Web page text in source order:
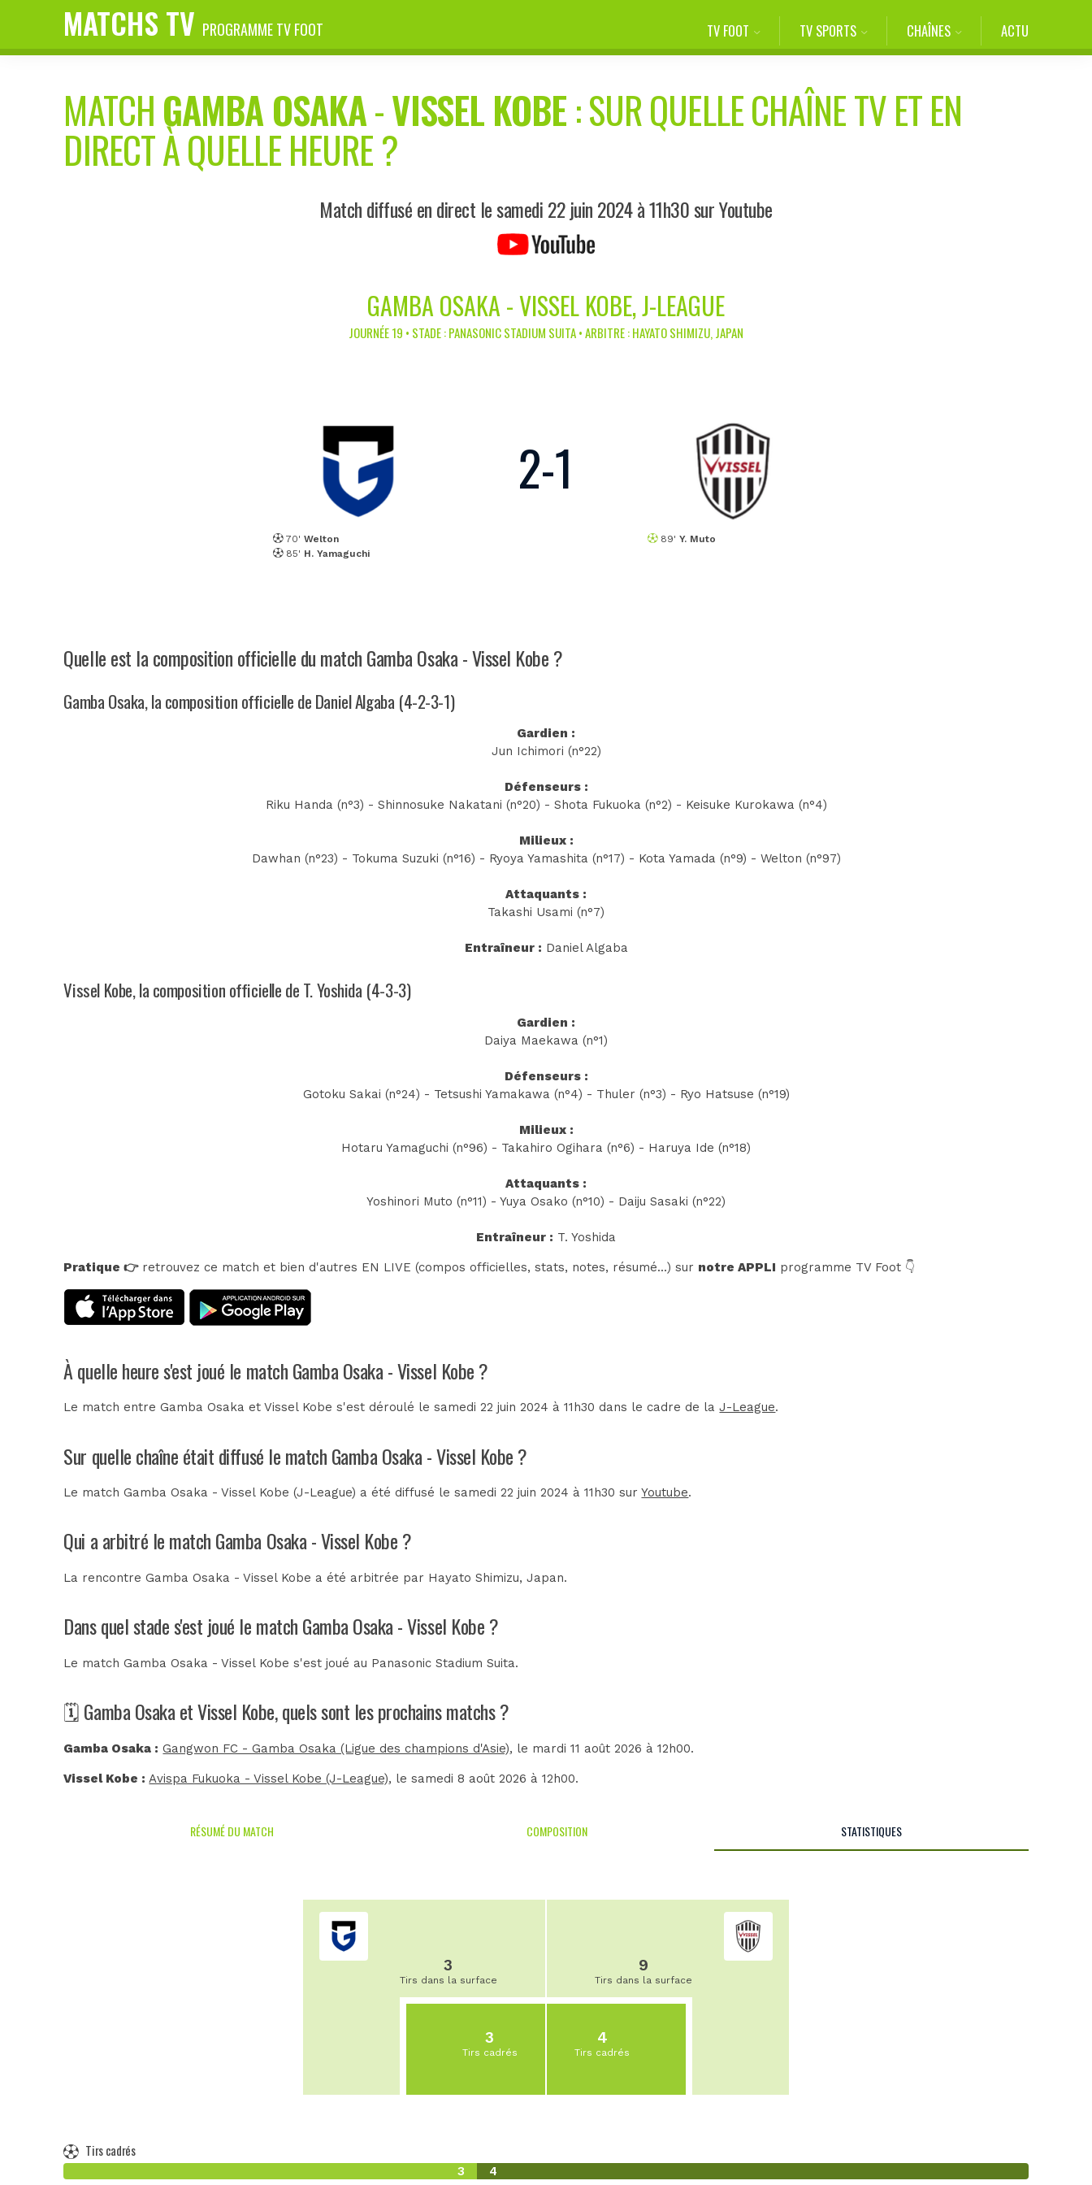
MATCHS TV PROGRAMME TV FOOT TV FOOT TV SPORTS CHAÎNES ACTU
MATCHGAMBA OSAKA-VISSEL KOBE: SUR QUELLE CHAÎNE TV ET EN
DIRECT À QUELLE HEURE ?
Match diffusé en direct le samedi 22 juin 2024 à 11h30 sur Youtube
GAMBA OSAKA - VISSEL KOBE, J-LEAGUE
JOURNÉE 19 • STADE : PANASONIC STADIUM SUITA • ARBITRE : HAYATO SHIMIZU, JAPAN
70' Welton
85' H. Yamaguchi
2-1
89'Y. Muto
Quelle est la composition officielle du match Gamba Osaka - Vissel Kobe ?
Gamba Osaka, la composition officielle de Daniel Algaba (4-2-3-1)
Gardien :
Jun Ichimori (n°22)
Défenseurs :
Riku Handa (n°3) - Shinnosuke Nakatani (n°20) - Shota Fukuoka (n°2) - Keisuke Kurokawa (n°4)
Milieux :
Dawhan (n°23) - Tokuma Suzuki (n°16) - Ryoya Yamashita (n°17) - Kota Yamada (n°9) - Welton (n°97)
Attaquants :
Takashi Usami (n°7)
Entraîneur : Daniel Algaba
Vissel Kobe, la composition officielle de T. Yoshida (4-3-3)
Gardien :
Daiya Maekawa (n°1)
Défenseurs :
Gotoku Sakai (n°24) - Tetsushi Yamakawa (n°4) - Thuler (n°3) - Ryo Hatsuse (n°19)
Milieux :
Hotaru Yamaguchi (n°96) - Takahiro Ogihara (n°6) - Haruya Ide (n°18)
Attaquants :
Yoshinori Muto (n°11) - Yuya Osako (n°10) - Daiju Sasaki (n°22)
Entraîneur : T. Yoshida
Pratique 👉retrouvez ce match et bien d'autres EN LIVE (compos officielles, stats, notes, résumé...) sur notre APPLI programme TV Foot 👇
À quelle heure s'est joué le match Gamba Osaka - Vissel Kobe ?
Le match entre Gamba Osaka et Vissel Kobe s'est déroulé le samedi 22 juin 2024 à 11h30 dans le cadre de laJ-League.
Sur quelle chaîne était diffusé le match Gamba Osaka - Vissel Kobe ?
Le match Gamba Osaka - Vissel Kobe (J-League) a été diffusé le samedi 22 juin 2024 à 11h30 surYoutube.
Qui a arbitré le match Gamba Osaka - Vissel Kobe ?
La rencontre Gamba Osaka - Vissel Kobe a été arbitrée par Hayato Shimizu, Japan.
Dans quel stade s'est joué le match Gamba Osaka - Vissel Kobe ?
Le match Gamba Osaka - Vissel Kobe s'est joué au Panasonic Stadium Suita.
🗓️ Gamba Osaka et Vissel Kobe, quels sont les prochains matchs ?
Gamba Osaka : Gangwon FC - Gamba Osaka (Ligue des champions d'Asie), le mardi 11 août 2026 à 12h00.
Vissel Kobe : Avispa Fukuoka - Vissel Kobe (J-League), le samedi 8 août 2026 à 12h00.
RÉSUMÉ DU MATCH COMPOSITION STATISTIQUES
3
Tirs dans la surface
3
Tirs cadrés
9
Tirs dans la surface
4
Tirs cadrés
Tirs cadrés
3 4